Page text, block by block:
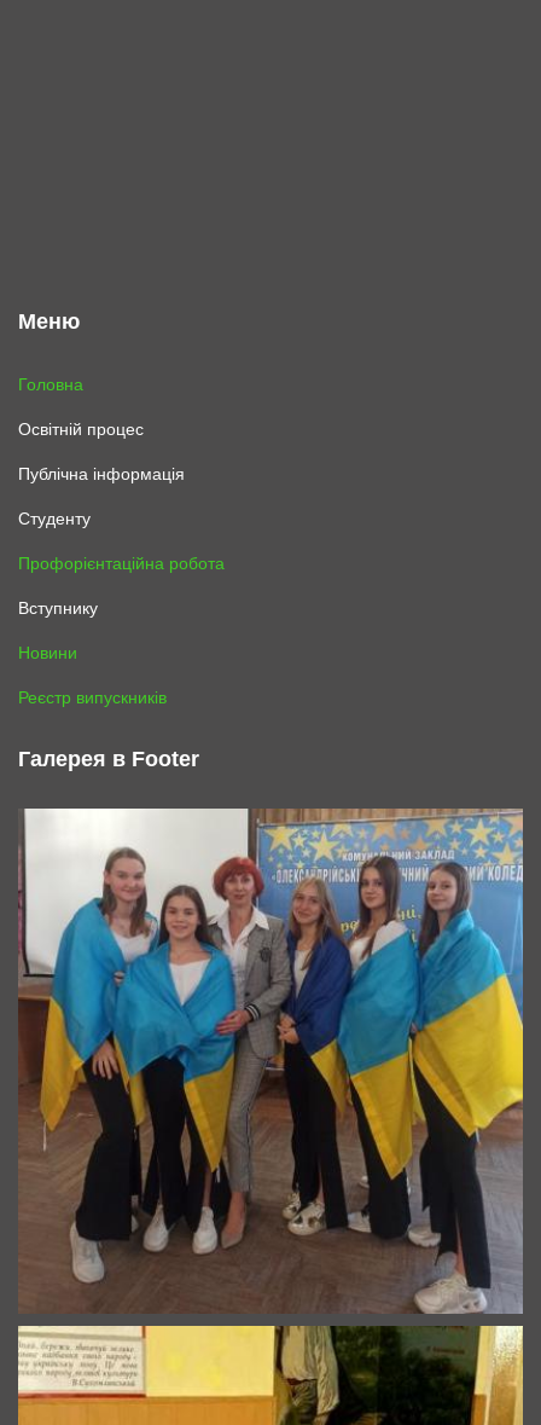
Меню
Головна
Освітній процес
Публічна інформація
Студенту
Профорієнтаційна робота
Вступнику
Новини
Реєстр випускників
Галерея в Footer